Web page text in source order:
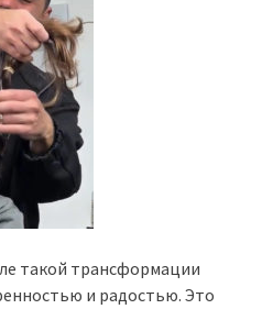
такой трансформации
и радостью. Это